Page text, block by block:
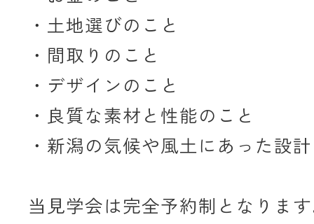
・土地選びのこと
・間取りのこと
・デザインのこと
・良質な素材と性能のこと
・新潟の気候や風土にあった設
当見学会は完全予約制となりま